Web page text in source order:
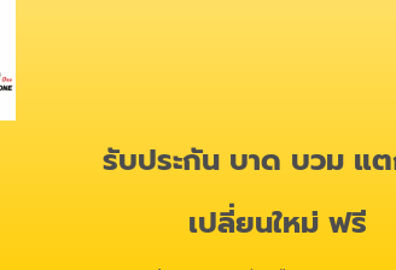
รับประกัน บาด บวม แ
เปลี่ยนใหม่ ฟรี